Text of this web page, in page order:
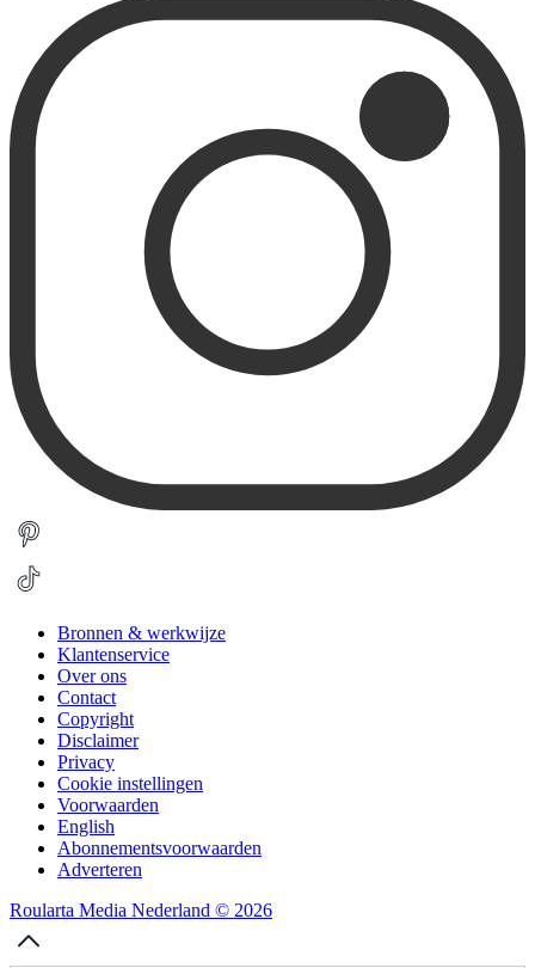
Bronnen & werkwijze
Klantenservice
Over ons
Contact
Copyright
Disclaimer
Privacy
Cookie instellingen
Voorwaarden
English
Abonnementsvoorwaarden
Adverteren
Roularta Media Nederland © 2026